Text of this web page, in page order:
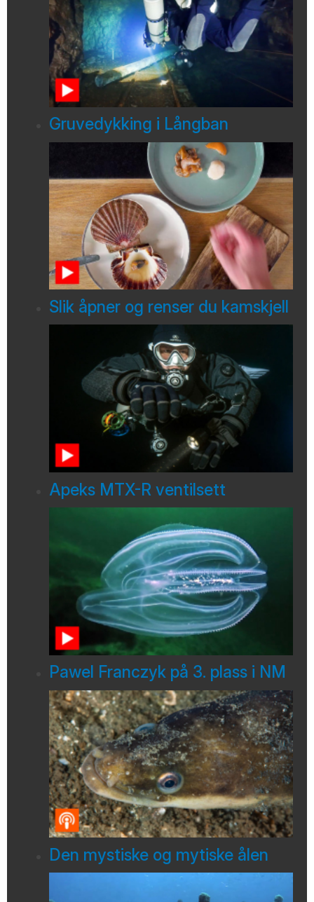
Gruvedykking i Långban
Slik åpner og renser du kamskjell
Apeks MTX-R ventilsett
Pawel Franczyk på 3. plass i NM
Den mystiske og mytiske ålen